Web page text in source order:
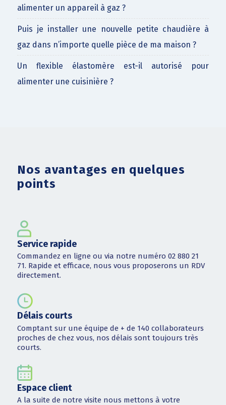
alimenter un appareil à gaz ?
Puis je installer une nouvelle petite chaudière à
gaz dans n’importe quelle pièce de ma maison ?
Un flexible élastomère est-il autorisé pour
alimenter une cuisinière ?
Nos avantages en quelques
points
Service rapide
Commandez en ligne ou via notre numéro 02 880 21
71. Rapide et efficace, nous vous proposerons un RDV
directement.
Délais courts
Comptant sur une équipe de + de 140 collaborateurs
proches de chez vous, nos délais sont toujours très
courts.
Espace client
A la suite de notre visite nous mettons à votre